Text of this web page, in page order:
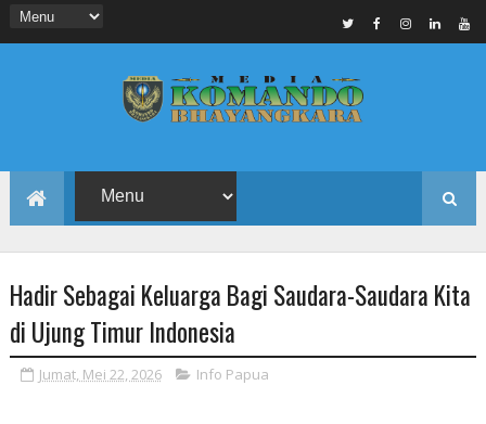
Hadir Sebagai Keluarga Bagi Saudara-Saudara Kita
di Ujung Timur Indonesia
Jumat, Mei 22, 2026 Info Papua